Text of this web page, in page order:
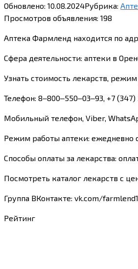
Обновлено: 10.08.2024Рубрика:
Просмотров объявления: 198
Аптека Фармленд находится по
Сфера деятельности: аптеки в
Узнать стоимость лекарств,
Телефон: 8‒800‒550‒03‒93, +7 (347)
Мобильный телефон, Viber,
Режим работы аптеки: ежедневно
Способы оплаты за лекарства:
Посмотреть каталог лекарств с
Группа ВКонтакте: vk.com/
Рейтинг